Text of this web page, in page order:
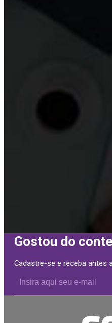
Gostou do
Cadastre-se e receba antes